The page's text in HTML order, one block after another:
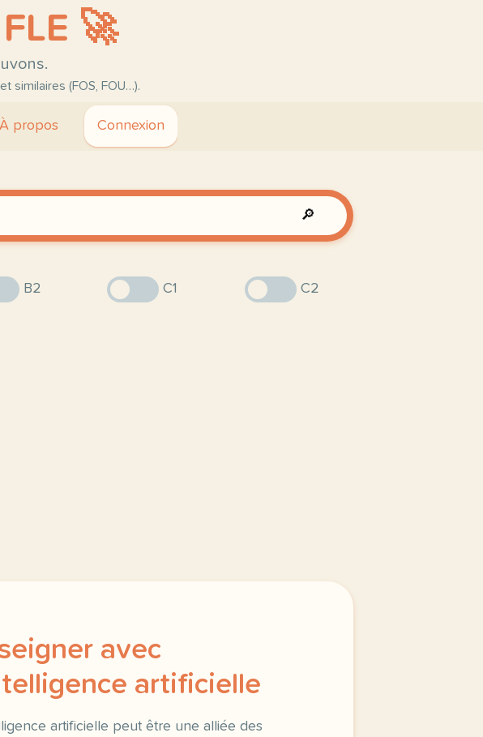
🚀
similaires (FOS, FOU…).
À propos Connexion
🔎
B2 C1 C2
avec
artificielle
artificielle peut être une alliée des